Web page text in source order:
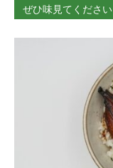
ぜひ味見てください